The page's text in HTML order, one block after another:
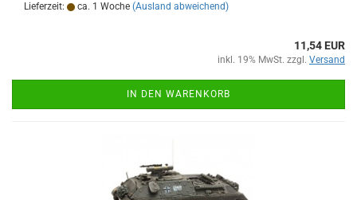
Lieferzeit: ca. 1 Woche (Ausland abweichend)
11,54 EUR
inkl. 19% MwSt. zzgl. Versand
IN DEN WARENKORB